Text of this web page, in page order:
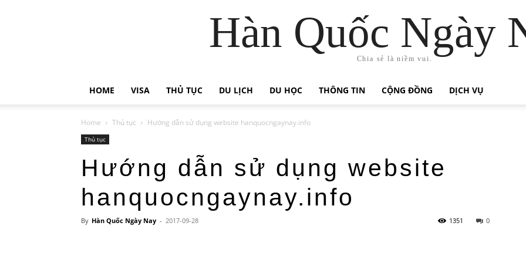
Hàn Quốc Ngày
Chia sẻ là niềm vui.
HOME VISA THỦ TỤC DU LỊCH DU HỌC THÔNG TIN CỘNG ĐỒNG DỊCH VỤ
Home Thủ tục Hướng dẫn sử dụng website hanquocngaynay.info
Thủ tục
Hướng dẫn sử dụng website
hanquocngaynay.info
By Hàn Quốc Ngày Nay - 2017-09-28 0
1351